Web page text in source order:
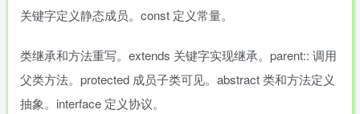
关键字定义静态成员。const 定义常量。
类继承和方法重写。extends 关键字实现继承。parent:: 调用
父类方法。protected 成员子类可见。abstract 类和方法定义
抽象。interface 定义协议。